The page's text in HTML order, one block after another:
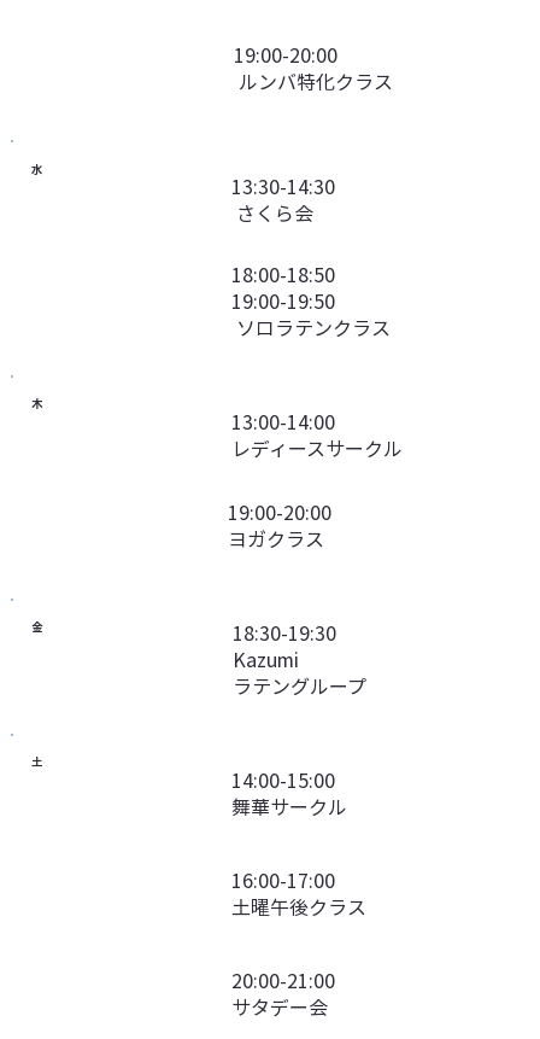
19:00-20:00
ルンバ特化クラス
水
13:30-14:30
さくら会
18:00-18:50
19:00-19:50
ソロラテンクラス
木
13:00-14:00
レディースサークル
19:00-20:00
ヨガクラス
金
18:30-19:30
Kazumi
ラテングループ
​土
14:00-15:00
舞華サークル
16:00-17:00
土曜午後クラス
20:00-21:00
サタデー会